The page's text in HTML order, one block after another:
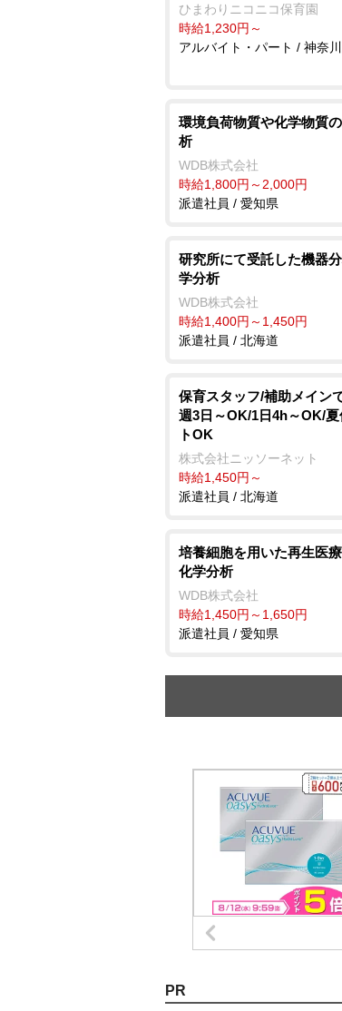
ひまわりニコニコ保育園
時給1,230円～
アルバイト・パート / 神奈
環境負荷物質や化学物質
析
WDB株式会社
時給1,800円～2,000円
派遣社員 / 愛知県
研究所にて受託した機器
学分析
WDB株式会社
時給1,400円～1,450円
派遣社員 / 北海道
保育スタッフ/補助メイン
週3日～OK/1日4h～OK/
トOK
株式会社ニッソーネット
時給1,450円～
派遣社員 / 北海道
培養細胞を用いた再生医
化学分析
WDB株式会社
時給1,450円～1,650円
派遣社員 / 愛知県
PR